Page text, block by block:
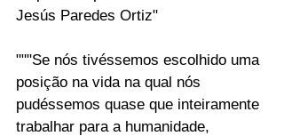
Jesús Paredes Ortiz"
"""Se nós tivéssemos escolhido uma
posição na vida na qual nós
pudéssemos quase que inteiramente
trabalhar para a humanidade,